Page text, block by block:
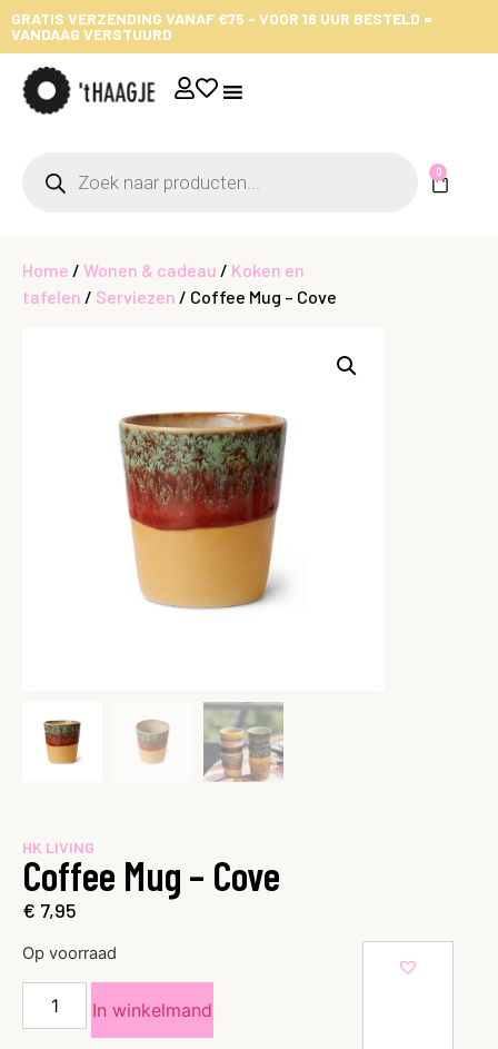
GRATIS VERZENDING VANAF €75 - VOOR 16 UUR BESTELD =
VANDAAG VERSTUURD
0
Home / Wonen & cadeau / Koken en
tafelen / Serviezen / Coffee Mug – Cove
HK LIVING
Coffee Mug – Cove
€ 7,95
Op voorraad
In winkelmand